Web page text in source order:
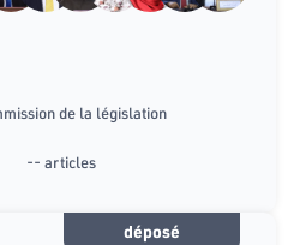
de la législation
-- articles
déposé